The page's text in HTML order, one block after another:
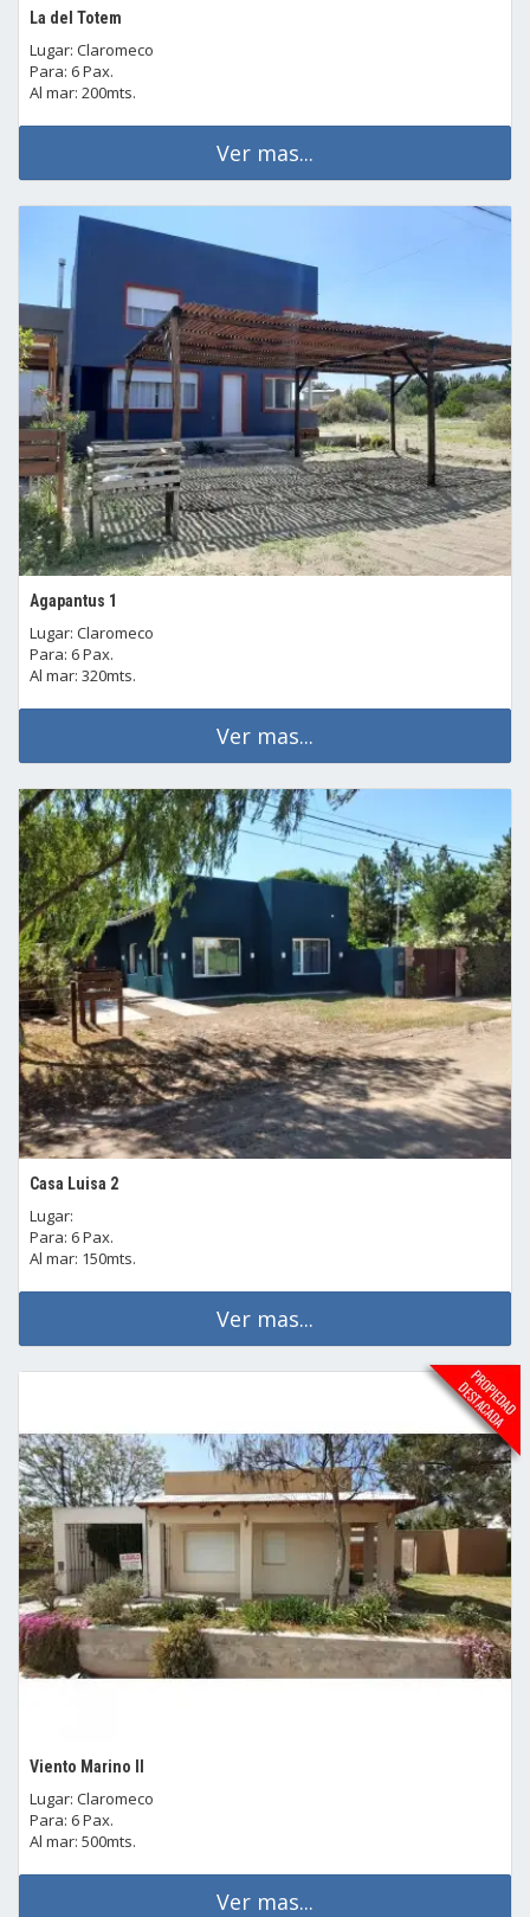
La del Totem
Lugar: Claromeco
Para: 6 Pax.
Al mar: 200mts.
Ver mas...
Agapantus 1
Lugar: Claromeco
Para: 6 Pax.
Al mar: 320mts.
Ver mas...
Casa Luisa 2
Lugar:
Para: 6 Pax.
Al mar: 150mts.
Ver mas...
Viento Marino II
Lugar: Claromeco
Para: 6 Pax.
Al mar: 500mts.
Ver mas...